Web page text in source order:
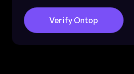
Verify Ontop